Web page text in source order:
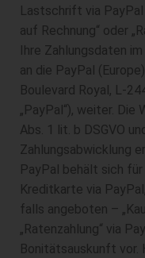
Lastschrift via
auf Rechnung“ oder
Ihre Zahlungsdaten
an die PayPal
Boulevard Royal, L-
„PayPal“), weiter.
Abs. 1 lit. b DSGVO
Zahlungsabwicklung
PayPal behält sich
Kreditkarte via
falls angeboten –
„Ratenzahlung“ via
Bonitätsauskunft vor.